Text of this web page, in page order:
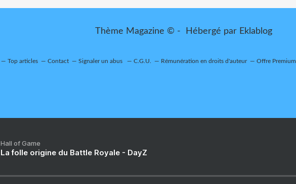
Thème Magazine © - Hébergé par Eklablog
Top articles Contact Signaler un abus C.G.U. Rémunération en droits d'auteur Offre Premium
Hall of Game
La folle origine du Battle Royale - DayZ